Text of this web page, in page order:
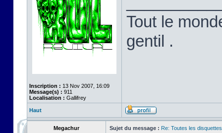
Inscription : 13 Nov 2007, 16:09
Message(s) : 911
Localisation : Gallifrey
Tout le
gentil .
Haut
Megachur Sujet du message : Re: Toutes les